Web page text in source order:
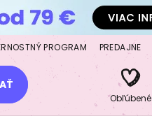
PROGRAM PREDAJNE
Obľúbené